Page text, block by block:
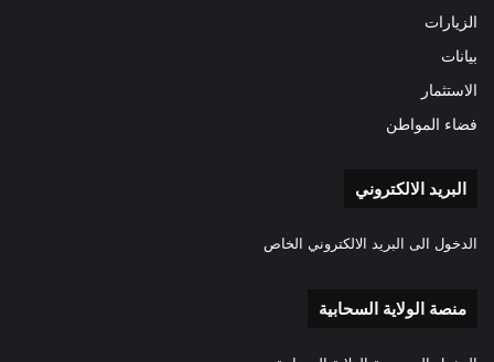
الزيارات
بيانات
الاستثمار
فضاء المواطن
البريد الالكتروني
الدخول الى البريد الالكتروني الخاص
منصة الولاية السحابية